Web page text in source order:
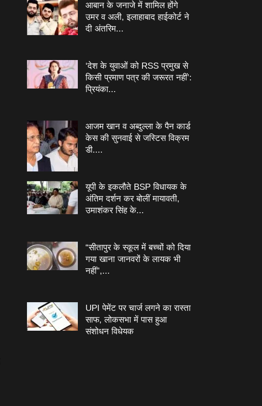
आबान के जनाजे में शामिल होंगे
उमर व अली, इलाहाबाद हाईकोर्ट ने
दी अंतरिम...
‘देश के युवाओं को RSS प्रमुख से
किसी प्रमाण पत्र की जरूरत नहीं’:
प्रियंका...
आजम खान व अब्दुल्ला के पैन कार्ड
केस की सुनवाई से जस्टिस विक्रम
डी....
यूपी के इकलौते BSP विधायक के
अंतिम दर्शन कर बोलीं मायावती,
उमाशंकर सिंह के...
“सीतापुर के स्‍कूल में बच्‍चों को दिया
गया खाना जानवरों के लायक भी
नहीं”,...
UPI पेमेंट पर चार्ज लगने का रास्ता
साफ, लोकसभा में पास हुआ
संशोधन विधेयक